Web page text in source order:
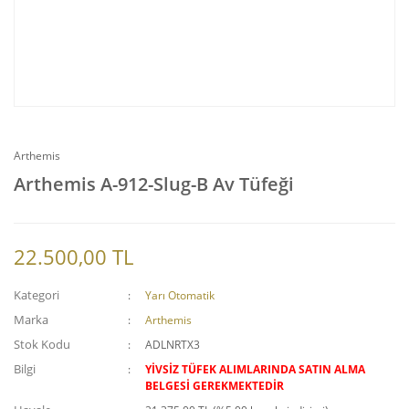
Arthemis
Arthemis A-912-Slug-B Av Tüfeği
22.500,00 TL
Kategori Yarı Otomatik
Marka Arthemis
Stok Kodu ADLNRTX3
Bilgi
YİVSİZ TÜFEK ALIMLARINDA SATIN ALMA
BELGESİ GEREKMEKTEDİR